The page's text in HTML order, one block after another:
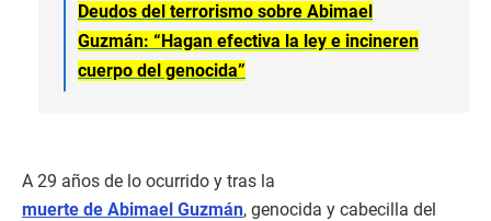
Deudos del terrorismo sobre Abimael
Guzmán: “Hagan efectiva la ley e incineren
cuerpo del genocida”
A 29 años de lo ocurrido y tras la
muerte de Abimael Guzmán, genocida y cabecilla del